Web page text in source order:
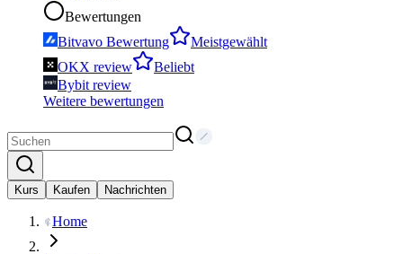
Bewertungen
Bitvavo Bewertung
Meistgewählt
OKX review
Beliebt
Bybit review
Weitere bewertungen
Kurs Kaufen Nachrichten
Home